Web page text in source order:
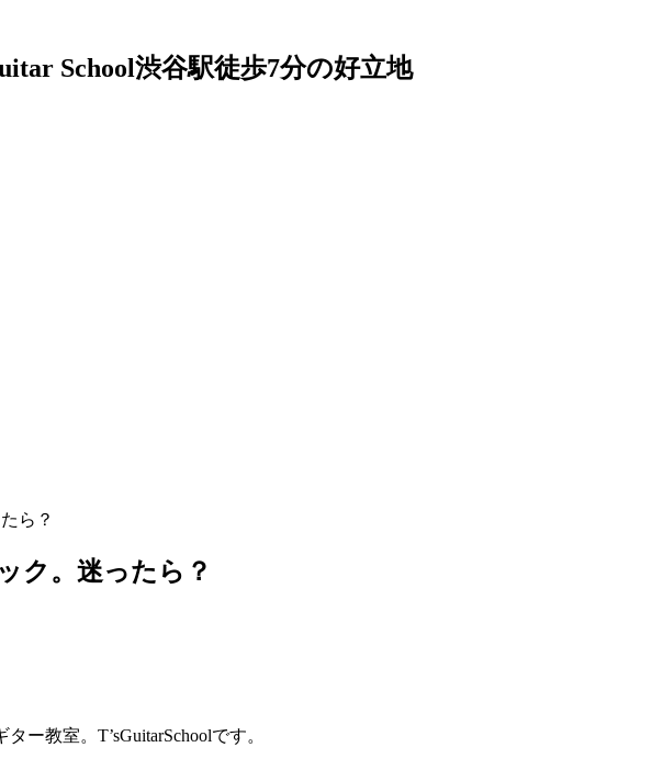
School渋谷駅徒歩7分の好立地
ら？
ク。迷ったら？
ー教室。T’sGuitarSchoolです。